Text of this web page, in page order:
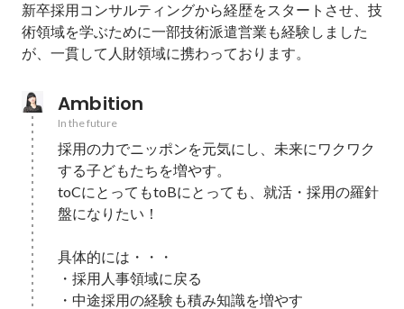
新卒採用コンサルティングから経歴をスタートさせ、技
術領域を学ぶために一部技術派遣営業も経験しました
が、一貫して人財領域に携わっております。
Ambition
In the future
採用の力でニッポンを元気にし、未来にワクワク
する子どもたちを増やす。
toCにとってもtoBにとっても、就活・採用の羅針
盤になりたい！
具体的には・・・
・採用人事領域に戻る
・中途採用の経験も積み知識を増やす